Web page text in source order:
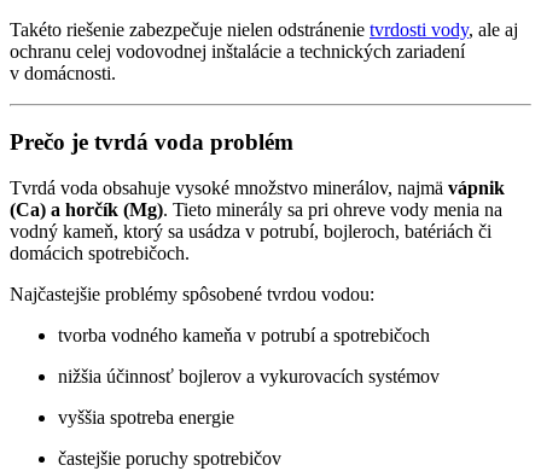
Takéto riešenie zabezpečuje nielen odstránenie tvrdosti vody, ale aj
ochranu celej vodovodnej inštalácie a technických zariadení
v domácnosti.
Prečo je tvrdá voda problém
Tvrdá voda obsahuje vysoké množstvo minerálov, najmä vápnik
(Ca) a horčík (Mg). Tieto minerály sa pri ohreve vody menia na
vodný kameň, ktorý sa usádza v potrubí, bojleroch, batériách či
domácich spotrebičoch.
Najčastejšie problémy spôsobené tvrdou vodou:
tvorba vodného kameňa v potrubí a spotrebičoch
nižšia účinnosť bojlerov a vykurovacích systémov
vyššia spotreba energie
častejšie poruchy spotrebičov